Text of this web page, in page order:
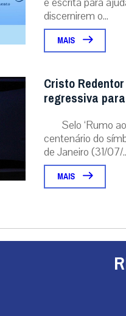
discernirem o...
MAIS
Cristo
regressiva
Selo ‘Rumo
centenário do
de Janeiro (31/07/
MAIS